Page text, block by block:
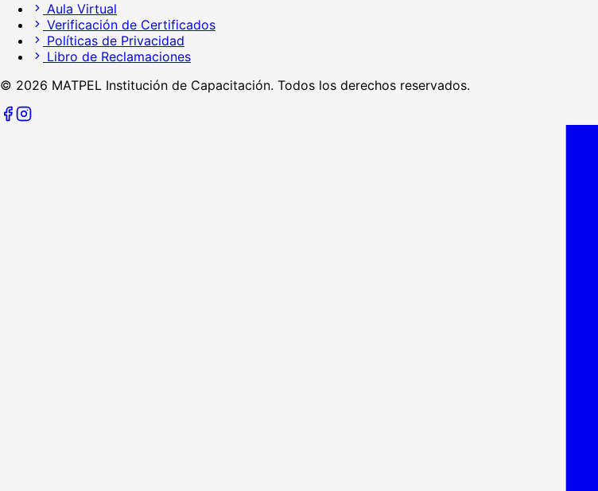
Aula Virtual
Verificación de Certificados
Políticas de Privacidad
Libro de Reclamaciones
© 2026 MATPEL Institución de Capacitación. Todos los derechos reservados.